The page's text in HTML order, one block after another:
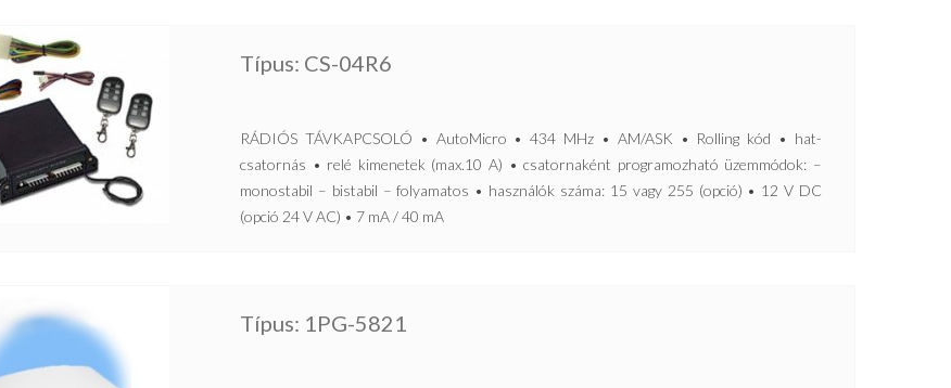
Típus: CS-04R6
RÁDIÓS TÁVKAPCSOLÓ • AutoMicro • 434 MHz • AM/ASK • Rolling kód • hat-
csatornás • relé kimenetek (max.10 A) • csatornaként programozható üzemmódok: –
monostabil – bistabil – folyamatos • használók száma: 15 vagy 255 (opció) • 12 V DC
(opció 24 V AC) • 7 mA / 40 mA
Típus: 1PG-5821